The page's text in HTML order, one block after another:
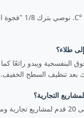
طلاء؟
ويبدو رائعًا
بعد تنظيف السطح الخفيف.
التجارية؟